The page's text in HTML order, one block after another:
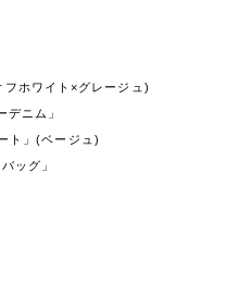
フホワイト×グレージュ)
デニム」
ト」(ベージュ)
ッグ」